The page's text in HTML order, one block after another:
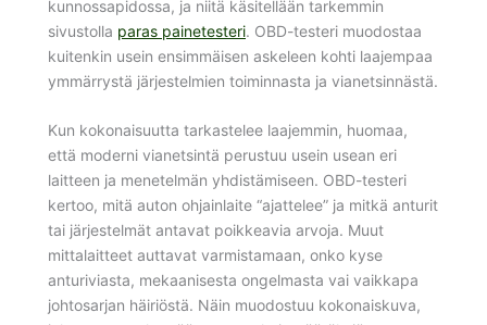
kunnossapidossa, ja niitä käsitellään tarkemmin
sivustolla paras painetesteri. OBD-testeri muodostaa
kuitenkin usein ensimmäisen askeleen kohti laajempaa
ymmärrystä järjestelmien toiminnasta ja vianetsinnästä.
Kun kokonaisuutta tarkastelee laajemmin, huomaa,
että moderni vianetsintä perustuu usein usean eri
laitteen ja menetelmän yhdistämiseen. OBD-testeri
kertoo, mitä auton ohjainlaite “ajattelee” ja mitkä anturit
tai järjestelmät antavat poikkeavia arvoja. Muut
mittalaitteet auttavat varmistamaan, onko kyse
anturiviasta, mekaanisesta ongelmasta vai vaikkapa
johtosarjan häiriöstä. Näin muodostuu kokonaiskuva,